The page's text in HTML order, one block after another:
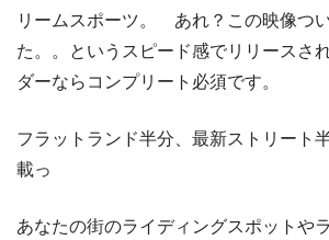
リームスポーツ。 あれ？この映像つ
た。。というスピード感でリリースさ
ダーならコンプリート必須です。
フラットランド半分、最新ストリート
載っ
あなたの街のライディングスポットや